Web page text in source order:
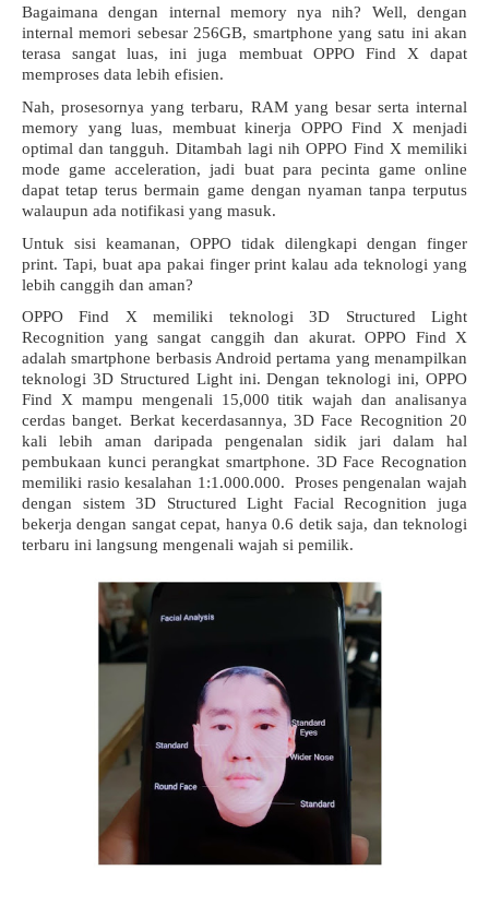
Bagaimana dengan internal memory nya nih? Well, dengan
internal memori sebesar 256GB, smartphone yang satu ini akan
terasa sangat luas, ini juga membuat OPPO Find X dapat
memproses data lebih efisien.
Nah, prosesornya yang terbaru, RAM yang besar serta internal
memory yang luas, membuat kinerja OPPO Find X menjadi
optimal dan tangguh. Ditambah lagi nih OPPO Find X memiliki
mode game acceleration, jadi buat para pecinta game online
dapat tetap terus bermain game dengan nyaman tanpa terputus
walaupun ada notifikasi yang masuk.
Untuk sisi keamanan, OPPO tidak dilengkapi dengan finger
print. Tapi, buat apa pakai finger print kalau ada teknologi yang
lebih canggih dan aman?
OPPO Find X memiliki teknologi 3D Structured Light
Recognition yang sangat canggih dan akurat. OPPO Find X
adalah smartphone berbasis Android pertama yang menampilkan
teknologi 3D Structured Light ini. Dengan teknologi ini, OPPO
Find X mampu mengenali 15,000 titik wajah dan analisanya
cerdas banget. Berkat kecerdasannya, 3D Face Recognition 20
kali lebih aman daripada pengenalan sidik jari dalam hal
pembukaan kunci perangkat smartphone. 3D Face Recognation
memiliki rasio kesalahan 1:1.000.000.  Proses pengenalan wajah
dengan sistem 3D Structured Light Facial Recognition juga
bekerja dengan sangat cepat, hanya 0.6 detik saja, dan teknologi
terbaru ini langsung mengenali wajah si pemilik.